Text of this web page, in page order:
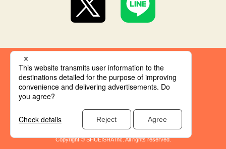
集英社 オレンジ文庫とは
創刊にあたって
推奨環境
集英社の個人情報取り扱い
Copyright © SHUEISHA Inc. All rights reserved.